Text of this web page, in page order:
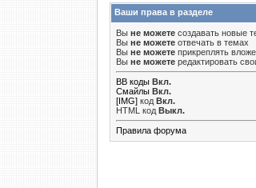
Ваши права в разделе
Вы не можете создавать новые
Вы не можете отвечать в темах
Вы не можете прикреплять
Вы не можете редактировать
BB коды Вкл.
Смайлы Вкл.
[IMG] код Вкл.
HTML код Выкл.
Правила форума